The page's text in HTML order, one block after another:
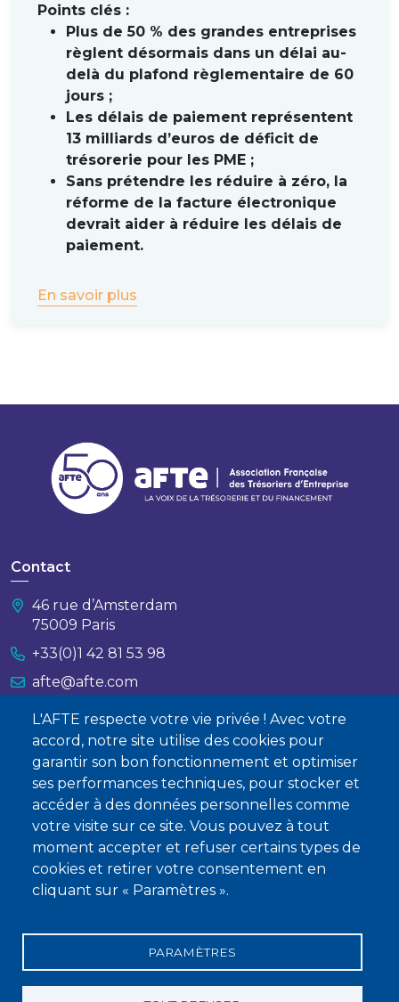
L'AFTE respecte votre vie privée ! Avec votre
accord, notre site utilise des cookies pour
garantir son bon fonctionnement et optimiser
ses performances techniques, pour stocker et
accéder à des données personnelles comme
votre visite sur ce site. Vous pouvez à tout
moment accepter et refuser certains types de
cookies et retirer votre consentement en
cliquant sur « Paramètres ».
PARAMÈTRES
Points clés :
Plus de 50 % des grandes entreprises
règlent désormais dans un délai au-
delà du plafond règlementaire de 60
jours ;
Les délais de paiement représentent
13 milliards d’euros de déficit de
trésorerie pour les PME ;
Sans prétendre les réduire à zéro, la
réforme de la facture électronique
devrait aider à réduire les délais de
paiement.
En savoir plus
Contact
46 rue d’Amsterdam
75009 Paris
+33(0)1 42 81 53 98
afte@afte.com
Nous contacter
À propos
Qui sommes-nous ?
Devenir membre
Mentions légales
Conditions générales de vente